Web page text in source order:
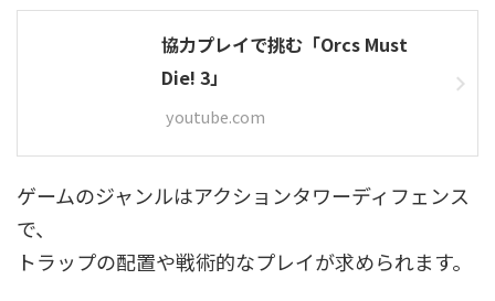
協力プレイで挑む「Orcs Must
Die! 3」
youtube.com
ゲームのジャンルはアクションタワーディフェンス
で、
トラップの配置や戦術的なプレイが求められます。